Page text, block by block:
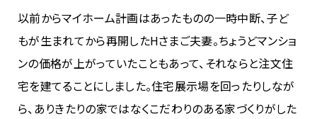
以前からマイホーム計画はあったものの一時中断、子ど
もが生まれてから再開したHさまご夫妻。ちょうどマンショ
ンの価格が上がっていたこともあって、それならと注文住
宅を建てることにしました。住宅展示場を回ったりしなが
ら、ありきたりの家ではなくこだわりのある家づくりがした